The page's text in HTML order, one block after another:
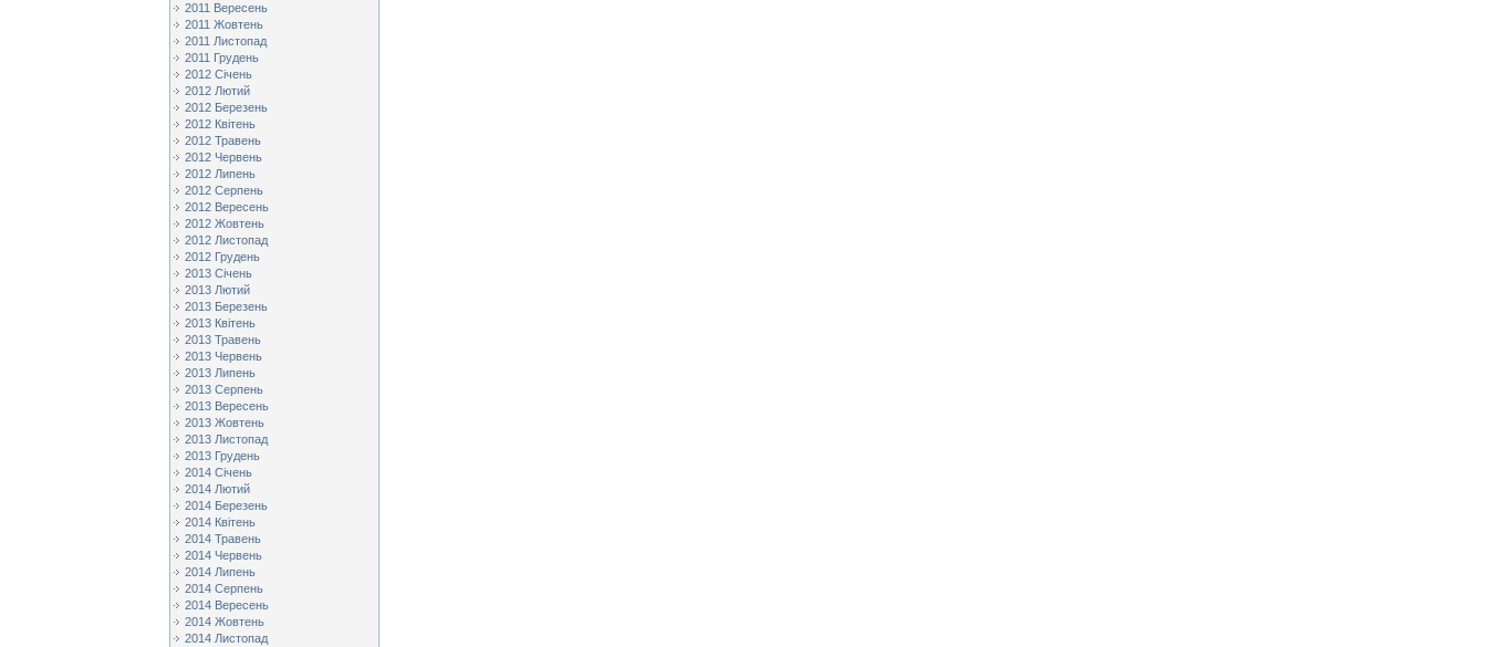
2011 Вересень
2011 Жовтень
2011 Листопад
2011 Грудень
2012 Січень
2012 Лютий
2012 Березень
2012 Квітень
2012 Травень
2012 Червень
2012 Липень
2012 Серпень
2012 Вересень
2012 Жовтень
2012 Листопад
2012 Грудень
2013 Січень
2013 Лютий
2013 Березень
2013 Квітень
2013 Травень
2013 Червень
2013 Липень
2013 Серпень
2013 Вересень
2013 Жовтень
2013 Листопад
2013 Грудень
2014 Січень
2014 Лютий
2014 Березень
2014 Квітень
2014 Травень
2014 Червень
2014 Липень
2014 Серпень
2014 Вересень
2014 Жовтень
2014 Листопад